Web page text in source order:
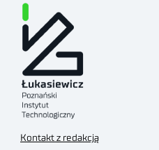
Kontakt z redakcją